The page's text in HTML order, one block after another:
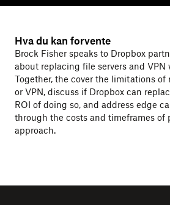
Hva du kan forvente
Brock Fisher speaks to Dropbox
about replacing file servers and VPN
Together, the cover the limitations of
or VPN, discuss if Dropbox can
ROI of doing so, and address edge
through the costs and timeframes of
approach.